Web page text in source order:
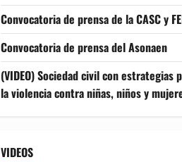
Convocatoria de prensa de la CASC y
Convocatoria de prensa del Asonaen
(VIDEO) Sociedad civil con estrategias
la violencia contra niñas, niños y
VIDEOS